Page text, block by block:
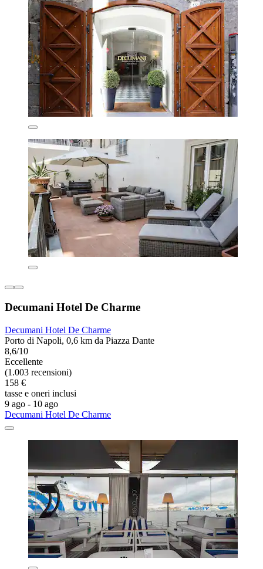
Decumani Hotel De Charme
Decumani Hotel De Charme
Porto di Napoli, 0,6 km da Piazza Dante
8,6/10
Eccellente
(1.003 recensioni)
158 €
tasse e oneri inclusi
9 ago - 10 ago
Decumani Hotel De Charme